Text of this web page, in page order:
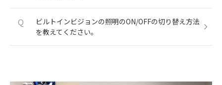
Q
ビルトインビジョンの照明のON/OFFの切り替え方法
を教えてください。